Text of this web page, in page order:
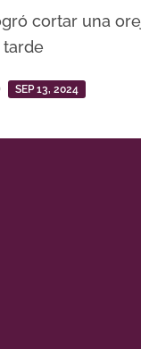
tarde
SEP 13, 2024